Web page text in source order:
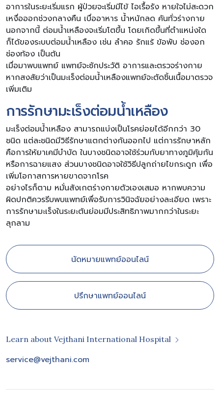
อาการในระยะเริ่มแรก ผู้ป่วยจะเริ่มมีไข้ ไอเรื้อรัง หายใจไม่สะดวก
เหงื่อออกช่วงกลางคืน เบื่ออาหาร น้ำหนักลด คันทั่วร่างกาย
นอกจากนี้ ต่อมน้ำเหลืองจะเริ่มโตขึ้น โดยเกิดขึ้นที่ตำแหน่งใด
ก็ได้ของระบบต่อมน้ำเหลือง เช่น ลำคอ รักแร้ ข้อพับ ช่องอก
ช่องท้อง เป็นต้น
เมื่อมาพบแพทย์ แพทย์จะซักประวัติ อาการและตรวจร่างกาย
หากสงสัยว่าเป็นมะเร็งต่อมน้ำเหลืองแพทย์จะตัดชิ้นเนื้อมาตรวจ
เพิ่มเติม
การรักษามะเร็งต่อมน้ำเหลือง
มะเร็งต่อมน้ำเหลือง สามารถแบ่งเป็นโรคย่อยได้อีกกว่า 30
ชนิด แต่ละชนิดมีวิธีรักษาแตกต่างกันออกไป แต่การรักษาหลัก
คือการให้ยาเคมีบำบัด ในบางชนิดอาจใช้ร่วมกับยาทางภูมิคุ้มกัน
หรือการฉายแสง ส่วนบางชนิดอาจใช้วิธีปลูกถ่ายไขกระดูก เพื่อ
เพิ่มโอกาสการหายขาดจากโรค
อย่างไรก็ตาม หมั่นสังเกตร่างกายตัวเองเสมอ หากพบความ
ผิดปกติควรรีบพบแพทย์เพื่อรับการวินิจฉัยอย่างละเอียด เพราะ
การรักษามะเร็งในระยะต้นย่อมมีประสิทธิภาพมากกว่าในระยะ
ลุกลาม
นัดหมายแพทย์ออนไลน์
ปรึกษาแพทย์ออนไลน์
Learn about Vejthani International Hospital
service@vejthani.com